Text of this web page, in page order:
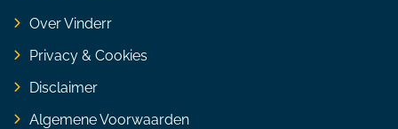
Over Vinderr
Privacy & Cookies
Disclaimer
Algemene Voorwaarden